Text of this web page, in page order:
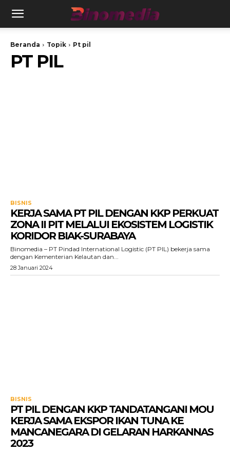
Beranda Topik Pt pil
PT PIL
BISNIS
KERJA SAMA PT PIL DENGAN KKP PERKUAT
ZONA II PIT MELALUI EKOSISTEM LOGISTIK
KORIDOR BIAK-SURABAYA
Binomedia – PT Pindad International Logistic (PT PIL) bekerja sama
dengan Kementerian Kelautan dan...
28 Januari 2024
BISNIS
PT PIL DENGAN KKP TANDATANGANI MOU
KERJA SAMA EKSPOR IKAN TUNA KE
MANCANEGARA DI GELARAN HARKANNAS
2023